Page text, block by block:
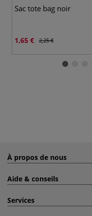
Sac tote bag noir
1,65 € 2,25 €
À propos de nous
Aide & conseils
Services